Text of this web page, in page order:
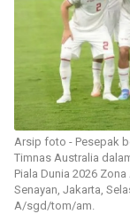
Arsip foto - Pesepak
Timnas Australia
Piala Dunia 2026
Senayan, Jakarta,
A/sgd/tom/am.